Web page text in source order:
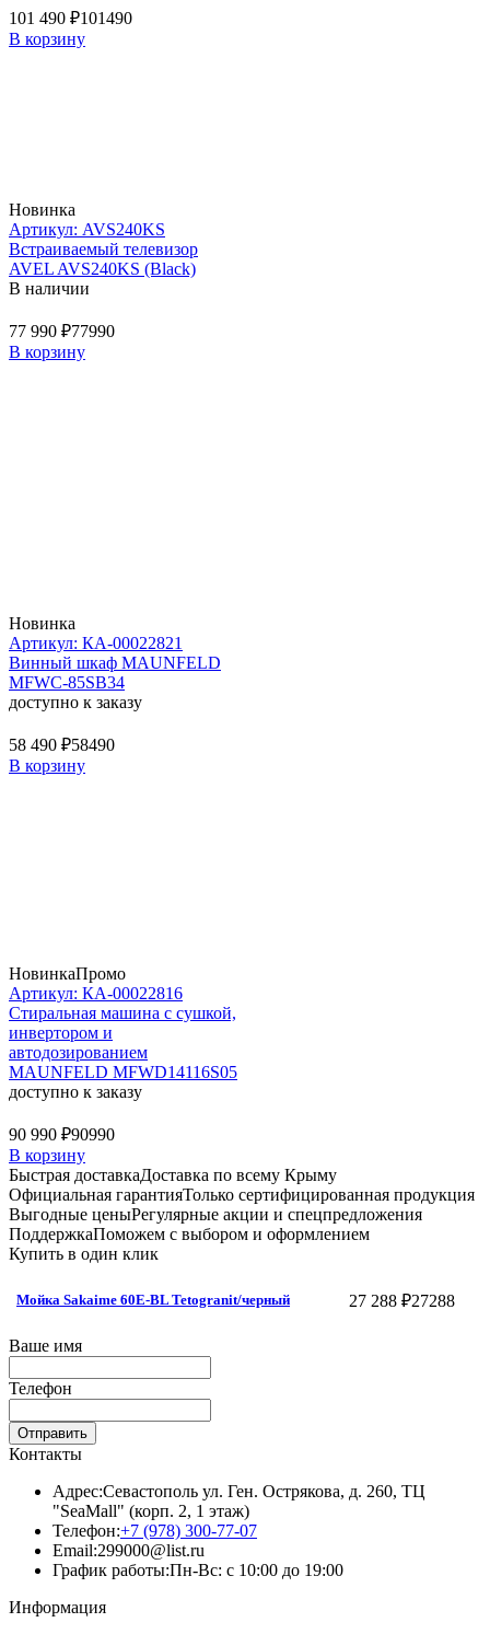
101 490 ₽101490
В корзину
Новинка
Артикул: AVS240KS
Встраиваемый телевизор
AVEL AVS240KS (Black)
В наличии
77 990 ₽77990
В корзину
Новинка
Артикул: КА-00022821
Винный шкаф MAUNFELD
MFWC-85SB34
доступно к заказу
58 490 ₽58490
В корзину
НовинкаПромо
Артикул: КА-00022816
Стиральная машина c сушкой,
инвертором и
автодозированием
MAUNFELD MFWD14116S05
доступно к заказу
90 990 ₽90990
В корзину
Быстрая доставкаДоставка по всему Крыму
Официальная гарантияТолько сертифицированная продукция
Выгодные ценыРегулярные акции и спецпредложения
ПоддержкаПоможем с выбором и оформлением
Купить в один клик
Мойка Sakaime 60E-BL Tetogranit/черный 27 288 ₽27288
Ваше имя
Телефон
Отправить
Контакты
Адрес:Севастополь ул. Ген. Острякова, д. 260, ТЦ
"SeaMall" (корп. 2, 1 этаж)
Телефон:+7 (978) 300-77-07
Email:299000@list.ru
График работы:Пн-Вс: с 10:00 до 19:00
Информация